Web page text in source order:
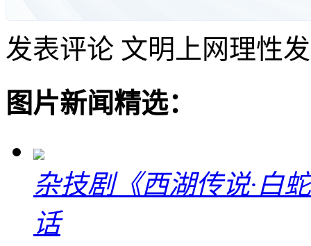
发表评论 文明上网理性
图片新闻精选：
杂技剧《西湖传说·白
话